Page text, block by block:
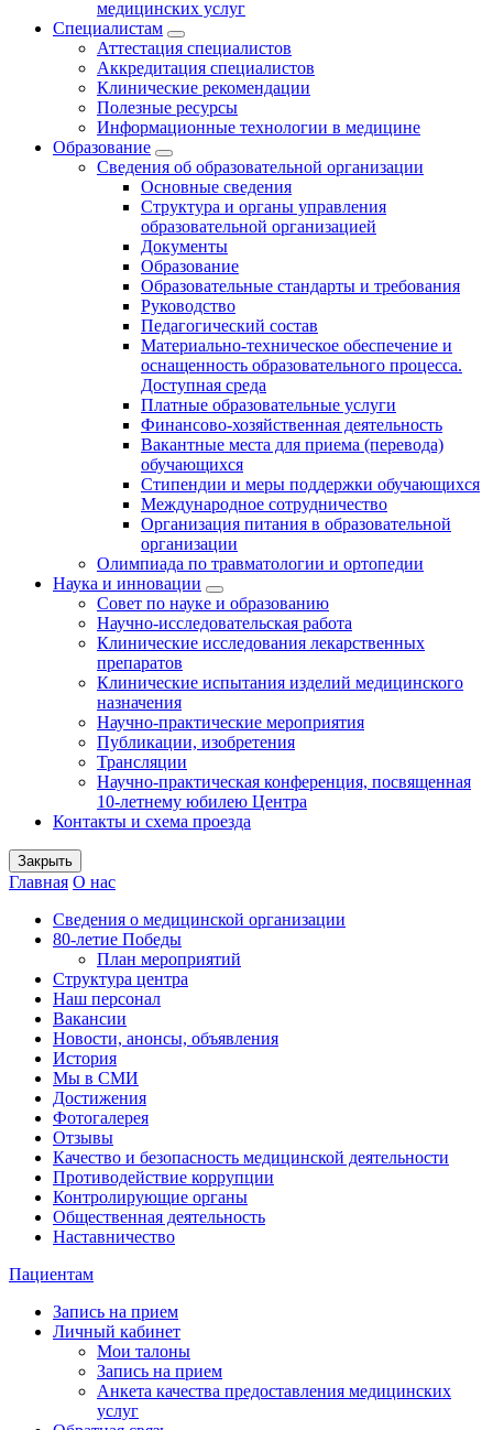
медицинских услуг
Специалистам
Аттестация специалистов
Аккредитация специалистов
Клинические рекомендации
Полезные ресурсы
Информационные технологии в медицине
Образование
Сведения об образовательной организации
Основные сведения
Структура и органы управления
образовательной организацией
Документы
Образование
Образовательные стандарты и требования
Руководство
Педагогический состав
Материально-техническое обеспечение и
оснащенность образовательного процесса.
Доступная среда
Платные образовательные услуги
Финансово-хозяйственная деятельность
Вакантные места для приема (перевода)
обучающихся
Стипендии и меры поддержки обучающихся
Международное сотрудничество
Организация питания в образовательной
организации
Олимпиада по травматологии и ортопедии
Наука и инновации
Совет по науке и образованию
Научно-исследовательская работа
Клинические исследования лекарственных
препаратов
Клинические испытания изделий медицинского
назначения
Научно-практические мероприятия
Публикации, изобретения
Трансляции
Научно-практическая конференция, посвященная
10-летнему юбилею Центра
Контакты и схема проезда
Закрыть
Главная О нас
Сведения о медицинской организации
80-летие Победы
План мероприятий
Структура центра
Наш персонал
Вакансии
Новости, анонсы, объявления
История
Мы в СМИ
Достижения
Фотогалерея
Отзывы
Качество и безопасность медицинской деятельности
Противодействие коррупции
Контролирующие органы
Общественная деятельность
Наставничество
Пациентам
Запись на прием
Личный кабинет
Мои талоны
Запись на прием
Анкета качества предоставления медицинских
услуг